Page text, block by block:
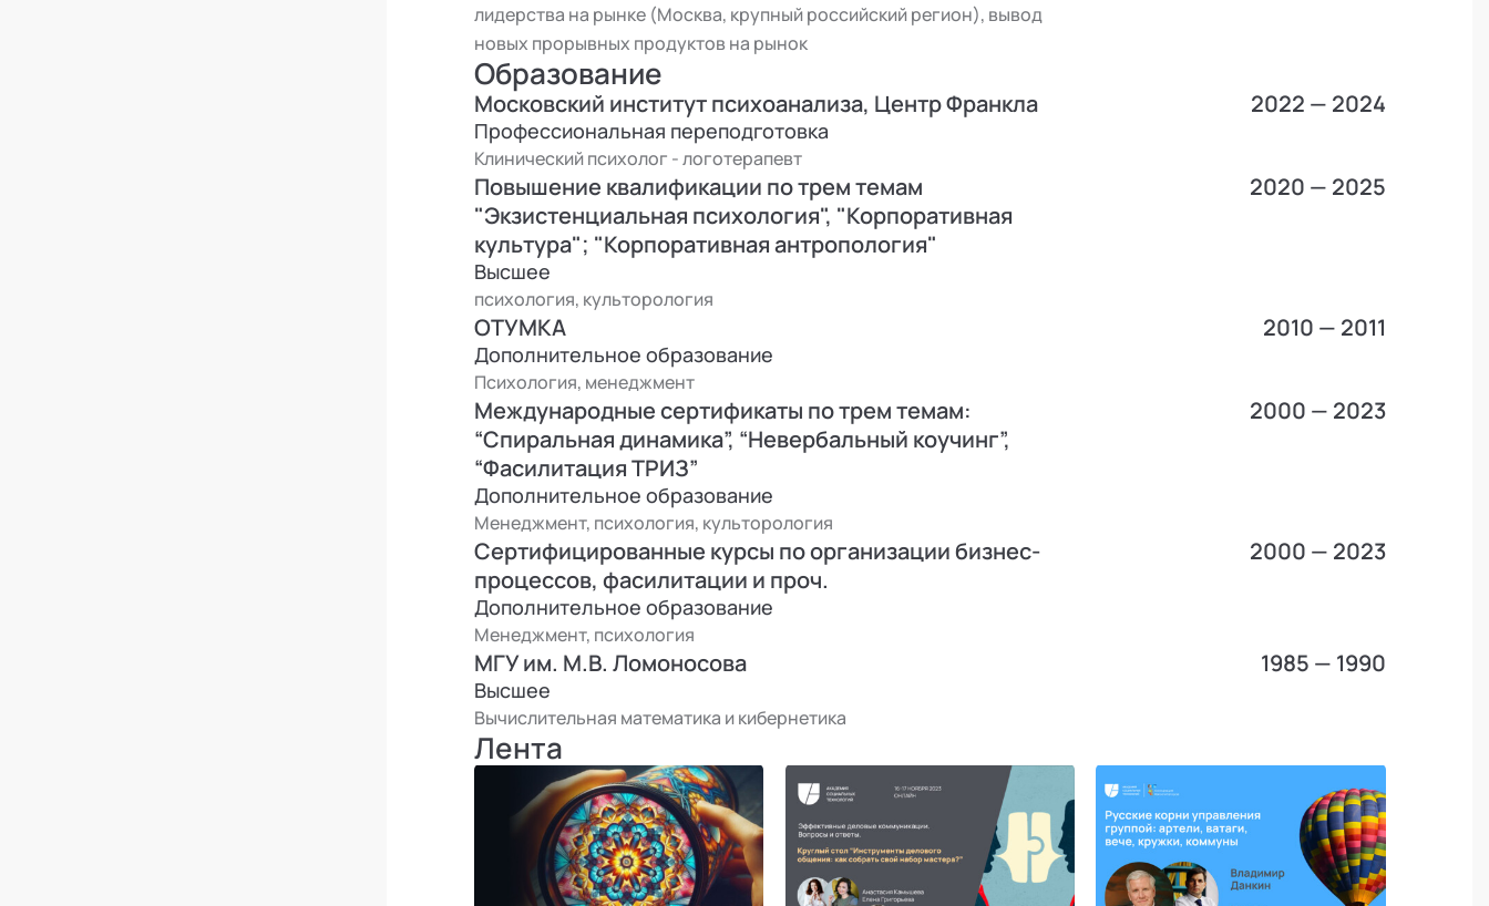
лидерства на рынке (Москва, крупный российский регион), вывод
новых прорывных продуктов на рынок
Образование
МГУ им. М.В. Ломоносова
Высшее
Вычислительная математика и кибернетика
1985 — 1990
Московский институт психоанализа, Центр Франкла
Профессиональная переподготовка
Клинический психолог - логотерапевт
2022 — 2024
Повышение квалификации по трем темам
"Экзистенциальная психология", "Корпоративная
культура"; "Корпоративная антропология"
Высшее
психология, культорология
2020 — 2025
ОТУМКА
Дополнительное образование
Психология, менеджмент
2010 — 2011
Международные сертификаты по трем темам:
“Спиральная динамика”, “Невербальный коучинг”,
“Фасилитация ТРИЗ”
Дополнительное образование
Менеджмент, психология, культорология
2000 — 2023
Сертифицированные курсы по организации бизнес-
процессов, фасилитации и проч.
Дополнительное образование
Менеджмент, психология
2000 — 2023
Лента